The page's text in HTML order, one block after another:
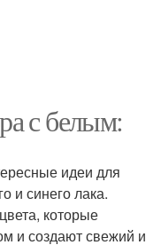
с белым:
идеи для
и синего лака.
которые
и создают свежий и